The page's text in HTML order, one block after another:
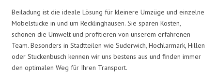
Beiladung ist die ideale Lösung für kleinere Umzüge und einzelne
Möbelstücke in und um Recklinghausen. Sie sparen Kosten,
schonen die Umwelt und profitieren von unserem erfahrenen
Team. Besonders in Stadtteilen wie Suderwich, Hochlarmark, Hillen
oder Stuckenbusch kennen wir uns bestens aus und finden immer
den optimalen Weg für Ihren Transport.